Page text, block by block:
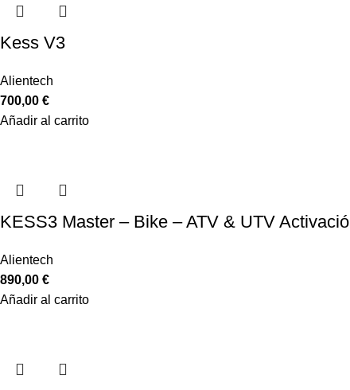
Kess V3
Alientech
700,00 €
Añadir al carrito
KESS3 Master – Bike – ATV & UTV
Alientech
890,00 €
Añadir al carrito